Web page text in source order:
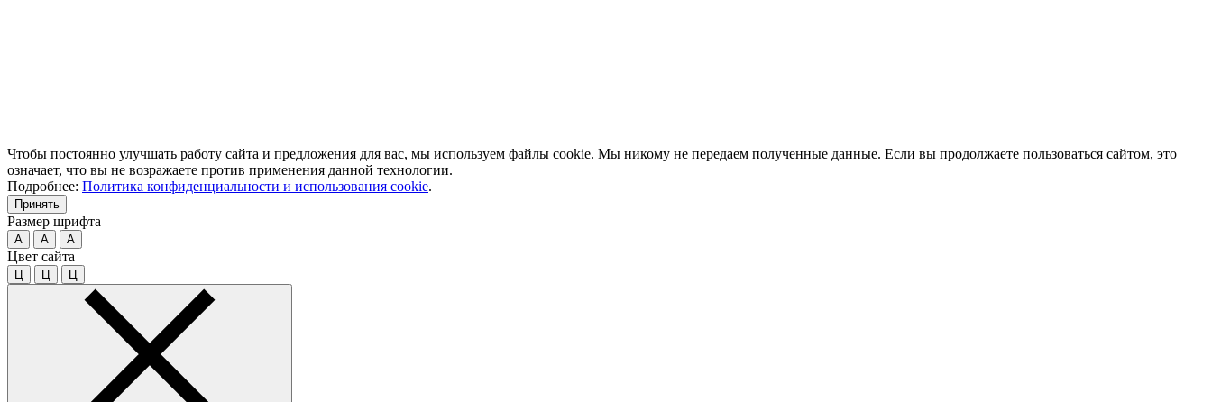
Чтобы постоянно улучшать работу сайта и предложения для вас, мы используем файлы cookie. Мы никому не передаем полученные данные. Если вы продолжаете пользоваться сайтом, это
означает, что вы не возражаете против применения данной технологии.
Подробнее: Политика конфиденциальности и использования cookie.
Принять
Размер шрифта
A A A
Цвет сайта
Ц Ц Ц